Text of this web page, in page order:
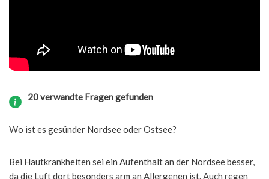
20 verwandte Fragen gefunden
Wo ist es gesünder Nordsee oder Ostsee?
Bei Hautkrankheiten sei ein Aufenthalt an der Nordsee besser,
da die Luft dort besonders arm an Allergenen ist. Auch regen